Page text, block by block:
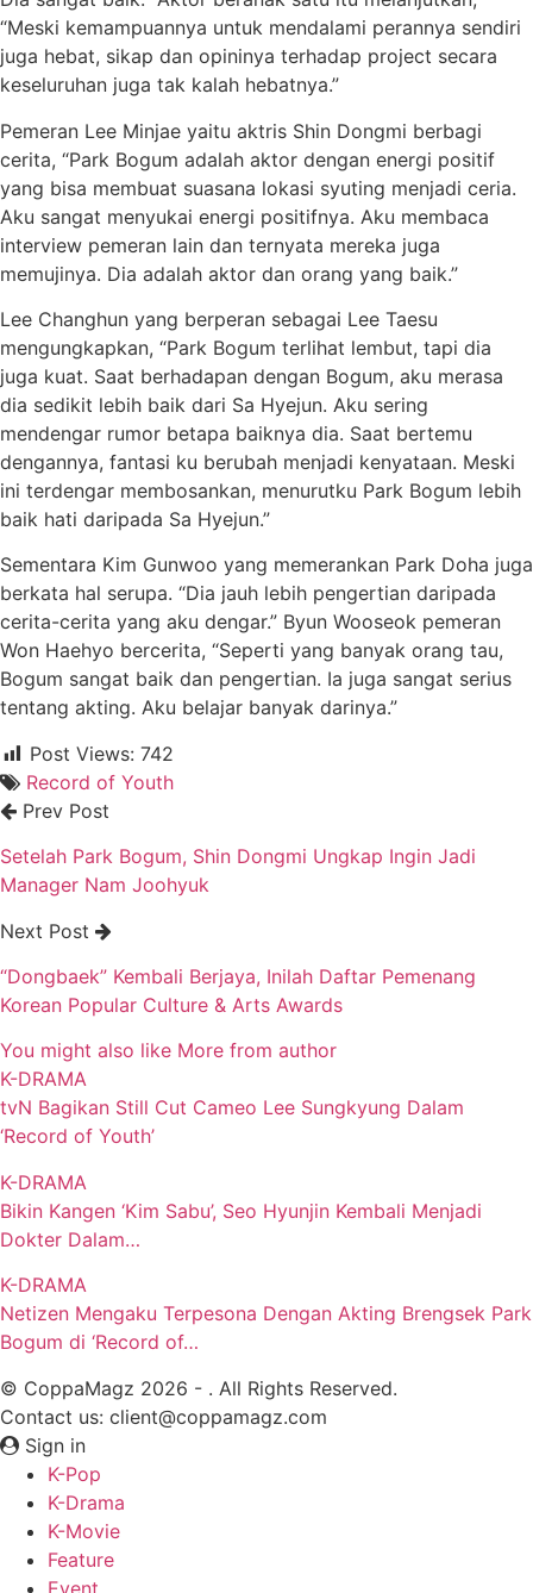
“Meski kemampuannya untuk mendalami perannya sendiri
juga hebat, sikap dan opininya terhadap project secara
keseluruhan juga tak kalah hebatnya.”
Pemeran Lee Minjae yaitu aktris Shin Dongmi berbagi
cerita, “Park Bogum adalah aktor dengan energi positif
yang bisa membuat suasana lokasi syuting menjadi ceria.
Aku sangat menyukai energi positifnya. Aku membaca
interview pemeran lain dan ternyata mereka juga
memujinya. Dia adalah aktor dan orang yang baik.”
Lee Changhun yang berperan sebagai Lee Taesu
mengungkapkan, “Park Bogum terlihat lembut, tapi dia
juga kuat. Saat berhadapan dengan Bogum, aku merasa
dia sedikit lebih baik dari Sa Hyejun. Aku sering
mendengar rumor betapa baiknya dia. Saat bertemu
dengannya, fantasi ku berubah menjadi kenyataan. Meski
ini terdengar membosankan, menurutku Park Bogum lebih
baik hati daripada Sa Hyejun.”
Sementara Kim Gunwoo yang memerankan Park Doha juga
berkata hal serupa. “Dia jauh lebih pengertian daripada
cerita-cerita yang aku dengar.” Byun Wooseok pemeran
Won Haehyo bercerita, “Seperti yang banyak orang tau,
Bogum sangat baik dan pengertian. Ia juga sangat serius
tentang akting. Aku belajar banyak darinya.”
Post Views: 742
Record of Youth
Prev Post
Setelah Park Bogum, Shin Dongmi Ungkap Ingin Jadi
Manager Nam Joohyuk
Next Post
“Dongbaek” Kembali Berjaya, Inilah Daftar Pemenang
Korean Popular Culture & Arts Awards
You might also like More from author
K-DRAMA
tvN Bagikan Still Cut Cameo Lee Sungkyung Dalam
‘Record of Youth’
K-DRAMA
Bikin Kangen ‘Kim Sabu’, Seo Hyunjin Kembali Menjadi
Dokter Dalam…
K-DRAMA
Netizen Mengaku Terpesona Dengan Akting Brengsek Park
Bogum di ‘Record of…
© CoppaMagz 2026 - . All Rights Reserved.
Contact us: client@coppamagz.com
Sign in
K-Pop
K-Drama
K-Movie
Feature
Event